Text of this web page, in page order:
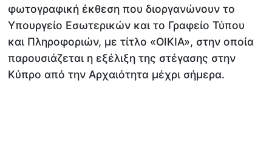
φωτογραφική έκθεση που διοργανώνουν το
Υπουργείο Εσωτερικών και το Γραφείο Τύπου
και Πληροφοριών, με τίτλο «ΟΙΚΙΑ», στην οποία
παρουσιάζεται η εξέλιξη της στέγασης στην
Κύπρο από την Αρχαιότητα μέχρι σήμερα.